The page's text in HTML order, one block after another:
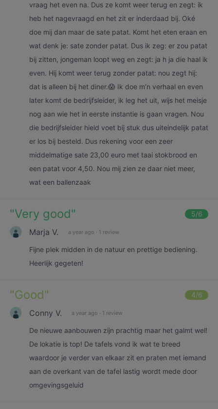
vraag het even na. Dus ze komt weer terug en zegt: ik
heb het nagevraagd en het zit er inderdaad bij. Oké
doe mij dan maar de sate patat. Komt het eten eraan en
wat denk je: sate zonder patat. Dus ik zeg: er zou patat
bij zitten, jongeman loopt weg en zegt: ja h ja die haal ik
even. Hij komt weer terug zonder patat: nou zegt hij:
dat is alleen bij het diner.😱 Ik doe m’n verhaal en even
later komt de bedrijfsleider, ik leg het uit, wijs het meisje
nog aan wie het in eerste instantie is gaan vragen. Nou
die bedrijfsleider hield voet bij stuk dus uiteindelijk patat
er los bij besteld. Dus rekening voor een zeer
middelmatige sate 23,00 euro met taai stokbrood en
een patat voor 4,50. Nou mij zien ze daar niet meer,
wat een ballenzaak
"Very good" 5/6
Marja V. a year ago · 1 review
Fijne plek midden in de natuur en prettige bediening.
Heerlijk gegeten!
"Good" 4/6
Conny V. a year ago · 1 review
De nieuwe aanbouwen zijn prachtig maar het galmt wel!
De lokatie is top! De tafels vond ik wat te breed
waardoor je verder van elkaar zit en praten met iemand
aan de overkant van de tafel lastig wordt mede door
omgevingsgeluid